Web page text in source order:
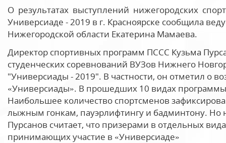
О результатах выступлений нижегородских
Универсиаде - 2019 в г. Красноярске сообщила
Нижегородской области Екатерина Мамаева.
Директор спортивных программ ПССС Кузьма
студенческих соревнований ВУЗов Нижнего
"Универсиады - 2019". В частности, он отметил о
«Универсиады». В прошедших 10 видах
Наибольшее количество спортсменов
лыжным гонкам, пауэрлифтингу и бадминтону.
Пурсанов считает, что призерами в отдельных
принимающих участие в «Универсиаде»